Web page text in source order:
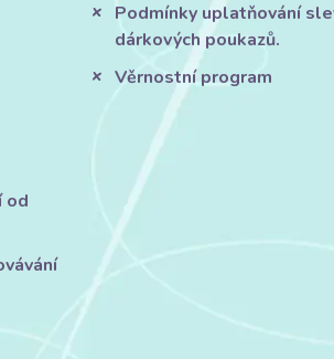
od
Podmínky uplatňování
dárkových poukazů.
Věrnostní program